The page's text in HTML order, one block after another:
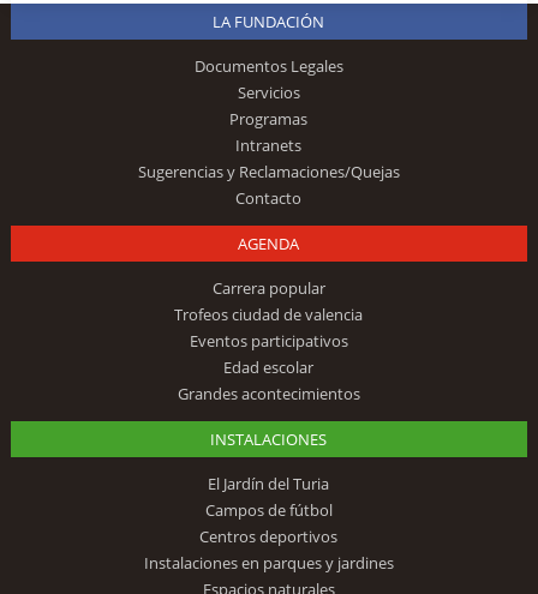
LA FUNDACIÓN
Documentos Legales
Servicios
Programas
Intranets
Sugerencias y Reclamaciones/Quejas
Contacto
AGENDA
Carrera popular
Trofeos ciudad de valencia
Eventos participativos
Edad escolar
Grandes acontecimientos
INSTALACIONES
El Jardín del Turia
Campos de fútbol
Centros deportivos
Instalaciones en parques y jardines
Espacios naturales